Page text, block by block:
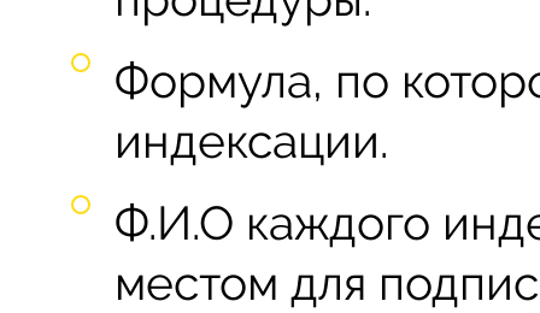
Формула, по
индексации.
Ф.И.О каждого
местом для